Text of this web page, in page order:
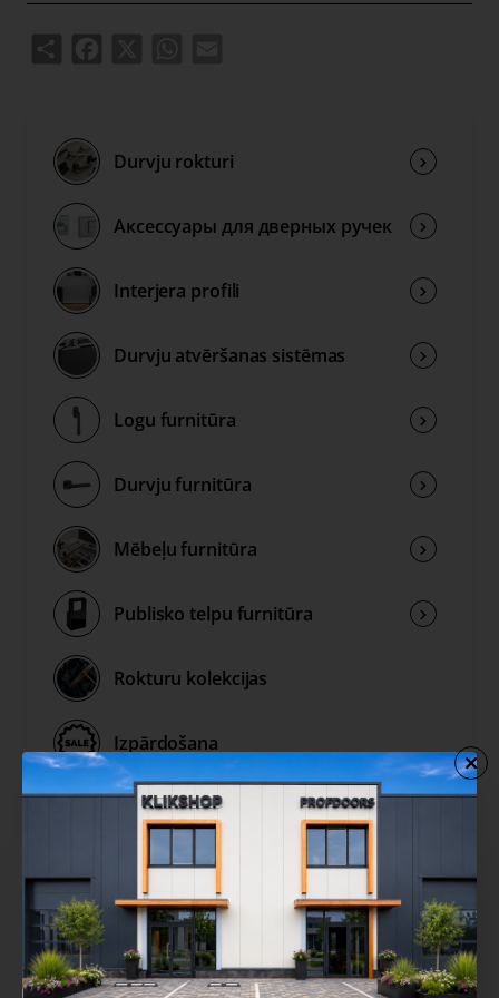
Durvju rokturi
Аксессуары для дверных ручек
Interjera profili
Durvju atvēršanas sistēmas
Logu furnitūra
Durvju furnitūra
Mēbeļu furnitūra
Publisko telpu furnitūra
Rokturu kolekcijas
Izpārdošana